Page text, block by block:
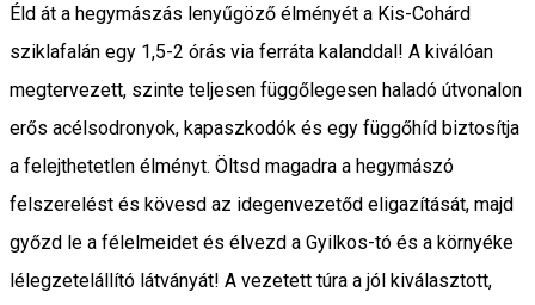
Éld át a hegymászás lenyűgöző élményét a Kis-Cohárd
sziklafalán egy 1,5-2 órás via ferráta kalanddal! A kiválóan
megtervezett, szinte teljesen függőlegesen haladó útvonalon
erős acélsodronyok, kapaszkodók és egy függőhíd biztosítja
a felejthetetlen élményt. Öltsd magadra a hegymászó
felszerelést és kövesd az idegenvezetőd eligazítását, majd
győzd le a félelmeidet és élvezd a Gyilkos-tó és a környéke
lélegzetelállító látványát! A vezetett túra a jól kiválasztott,